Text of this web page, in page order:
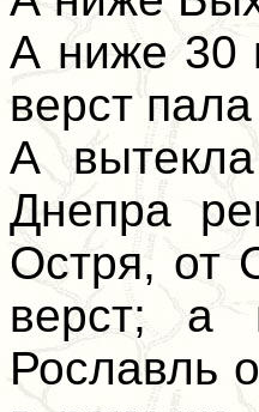
А ниже 30
верст
А
Днепра
Остря, от
верст; а
Рославль